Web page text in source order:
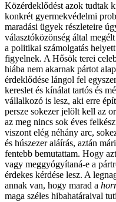
Közérdeklődést azok tudtak
konkrét gyermekvédelmi
maradási ügyek részleteire
választóközönség által
a politikai számolgatás
figyelnek. A Hősök terei
hiába nem akarnak pártot
érdeklődése lángol fel
kereslet és kínálat tartós és
vállalkozó is lesz, aki erre
persze sokezer jelölt kell az
az meg nincs sok éves
viszont elég néhány arc,
és húszezer aláírás, aztán
fentebb bemutattam. Hogy
vagy meggyógyítaná-e a
érdekes kérdése lesz. A
annak van, hogy marad a
maga széles hibahatáraival